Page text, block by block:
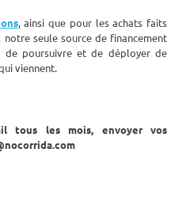
, ainsi que pour les achats faits
notre seule source de financement
de poursuivre et de déployer de
viennent.
tous les mois, envoyer vos